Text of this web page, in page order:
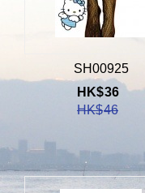
SH00925
HK$36
HK$46